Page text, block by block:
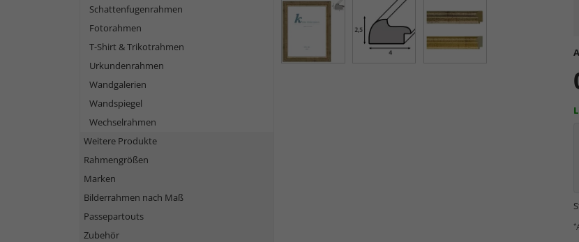
*
Schattenfugenrahmen
Fotorahmen
T-Shirt & Trikotrahmen
Urkundenrahmen
Wandgalerien
Wandspiegel
Wechselrahmen
Weitere Produkte
Rahmengrößen
Marken
Bilderrahmen nach Maß
Passepartouts
Zubehör